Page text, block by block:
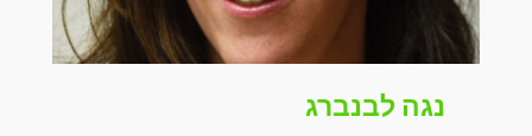
נגה לבנברג